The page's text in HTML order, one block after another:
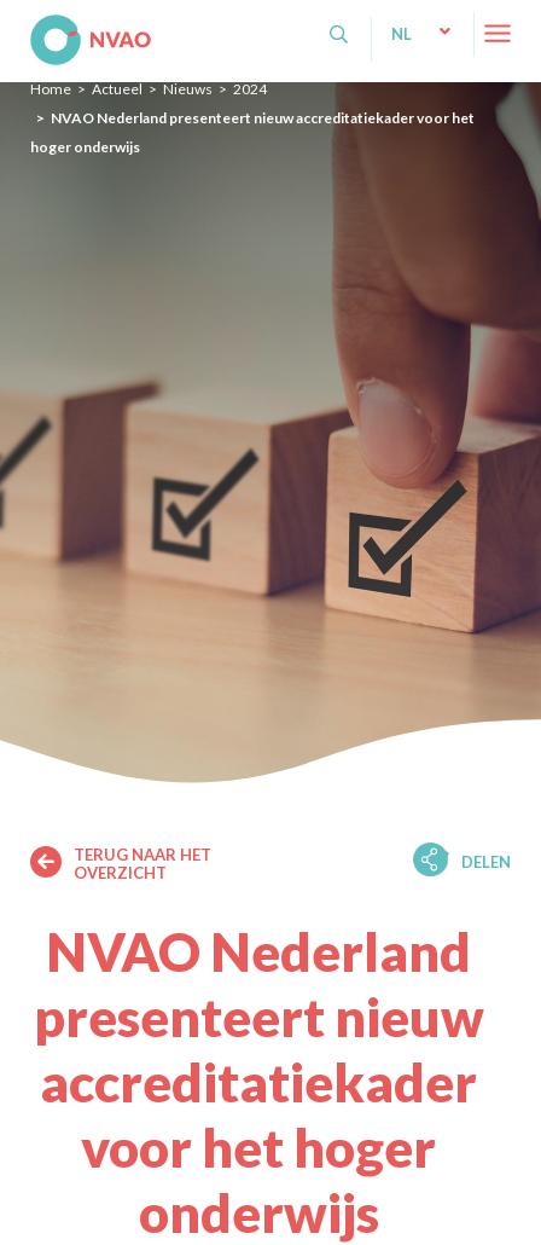
NL
Home Actueel Nieuws
2024
NVAO Nederland presenteert nieuw accreditatiekader voor het
hoger onderwijs
TERUG NAAR HET
OVERZICHT
DELEN
NVAO Nederland
presenteert nieuw
accreditatiekader
voor het hoger
onderwijs